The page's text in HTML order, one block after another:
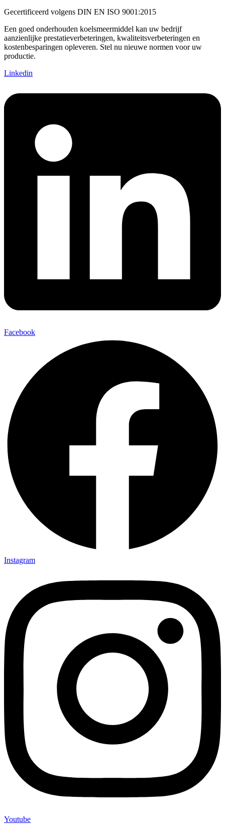
Gecertificeerd volgens DIN EN ISO 9001:2015
Een goed onderhouden koelsmeermiddel kan uw bedrijf
aanzienlijke prestatieverbeteringen, kwaliteitsverbeteringen en
kostenbesparingen opleveren. Stel nu nieuwe normen voor uw
productie.
Linkedin
Facebook
Instagram
Youtube